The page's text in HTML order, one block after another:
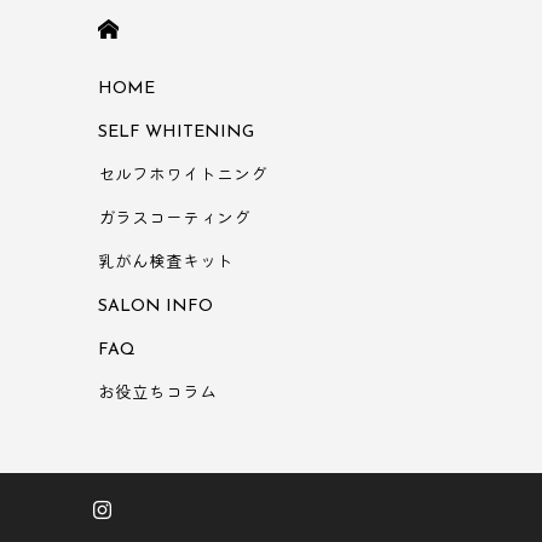
HOME
SELF WHITENING
セルフホワイトニング
ガラスコーティング
乳がん検査キット
SALON INFO
FAQ
お役立ちコラム